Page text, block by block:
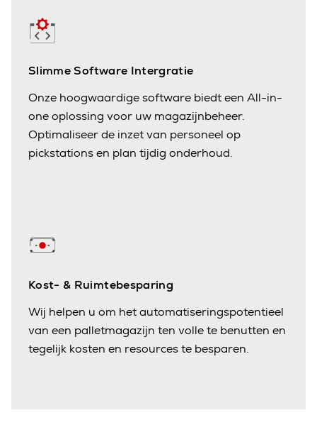
Slimme Software Intergratie
Onze hoogwaardige software biedt een All-in-
one oplossing voor uw magazijnbeheer.
Optimaliseer de inzet van personeel op
pickstations en plan tijdig onderhoud.
Kost- & Ruimtebesparing
Wij helpen u om het automatiseringspotentieel
van een palletmagazijn ten volle te benutten en
tegelijk kosten en resources te besparen.